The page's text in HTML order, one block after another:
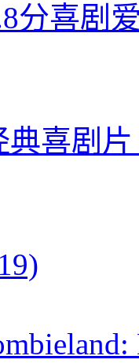
分喜剧
典喜剧